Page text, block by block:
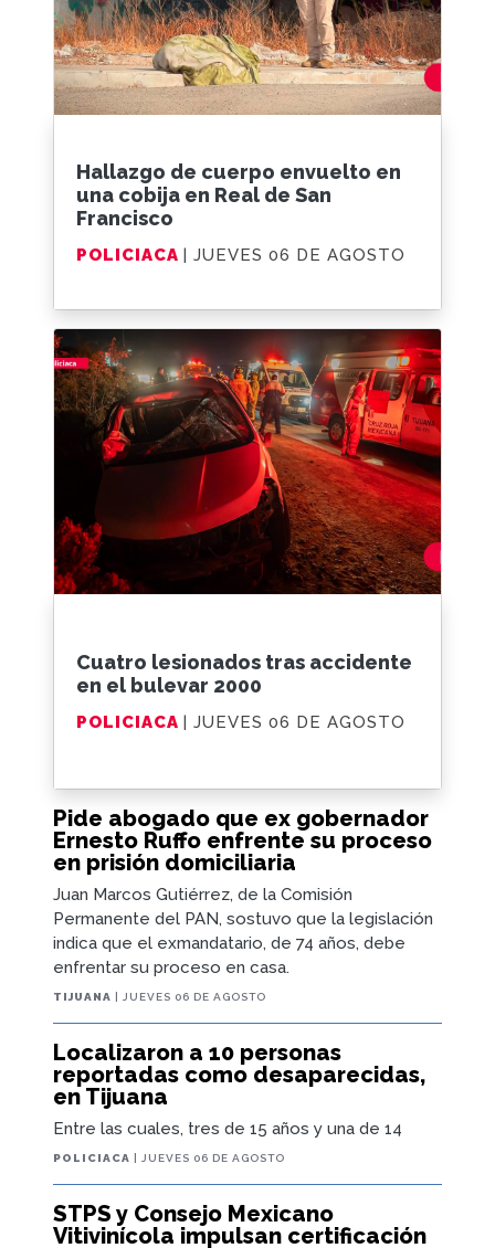
Pide abogado que ex gobernador
Ernesto Ruffo enfrente su proceso
en prisión domiciliaria
Juan Marcos Gutiérrez, de la Comisión
Permanente del PAN, sostuvo que la legislación
indica que el exmandatario, de 74 años, debe
enfrentar su proceso en casa.
TIJUANA | JUEVES 06 DE AGOSTO
Localizaron a 10 personas
reportadas como desaparecidas,
en Tijuana
Entre las cuales, tres de 15 años y una de 14
POLICIACA | JUEVES 06 DE AGOSTO
STPS y Consejo Mexicano
Vitivinícola impulsan certificación
Hallazgo de cuerpo envuelto en
una cobija en Real de San
Francisco
POLICIACA | JUEVES 06 DE AGOSTO
Cuatro lesionados tras accidente
en el bulevar 2000
POLICIACA | JUEVES 06 DE AGOSTO